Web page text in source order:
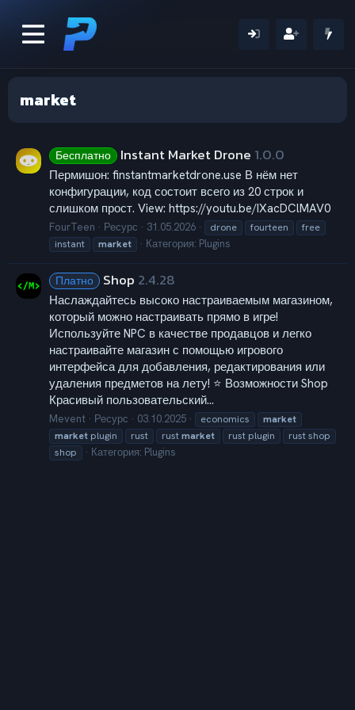
market
Бесплатно Instant Market Drone 1.0.0
Пермишон: finstantmarketdrone.use В нём нет
конфигурации, код состоит всего из 20 строк и
слишком прост. View: https://youtu.be/IXacDClMAV0
FourTeen Ресурс 31.05.2026 drone fourteen
free
instant
market Категория: Plugins
Платно Shop 2.4.28
Наслаждайтесь высоко настраиваемым магазином,
который можно настраивать прямо в игре!
Используйте NPC в качестве продавцов и легко
настраивайте магазин с помощью игрового
интерфейса для добавления, редактирования или
удаления предметов на лету! ⭐ Возможности Shop
Красивый пользовательский...
Mevent Ресурс 03.10.2025 economics
market
market plugin rust rustmarket rust plugin
rust shop
shop
Категория: Plugins